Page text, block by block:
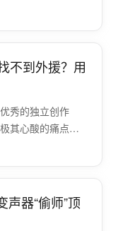
毫无起伏的音
不到外援？用
秀的独立创作
其心酸的痛点：
结果一到“配音”
截···
器“偷师”顶